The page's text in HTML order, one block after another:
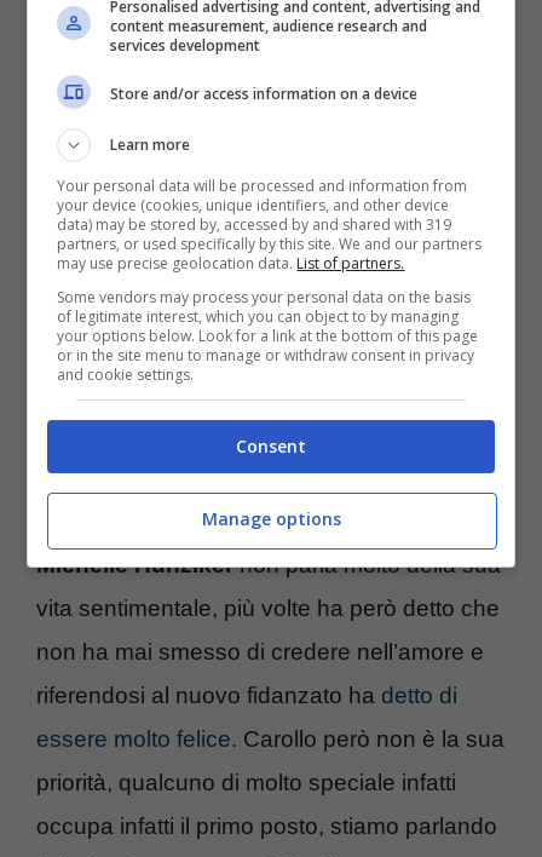
capolinea la splendida conduttrice ha avuto
un flirt con Giovanni Angiolini, più volte sono
stati pizzicati insieme in atteggiamenti intimi
ma tra loro non ha funzionato e hanno preso
strade diverse. Da qualche mese è uscita
allo scoperto con il nuovo compagno
noto nel mondo dello spettacolo per i
presunti flirt avuti con Elisabetta Canalis,
Elisabetta Gregoraci e Paola Barale. Si tratta
Alessandro Carollo, conosciuto anche
come l’osteopata dei vip, i due si mostrano
oggi più complici che mai.
Michelle Hunzikernon parla molto della sua
vita sentimentale, più volte ha però detto che
non ha mai smesso di credere nell’amore e
riferendosi al nuovo fidanzato ha detto di
essere molto felice. Carollo però non è la sua
priorità, qualcuno di molto speciale infatti
occupa infatti il primo posto, stiamo parlando
Personalised advertising and content, advertising and
content measurement, audience research and
services development
Store and/or access information on a device
Learn more
Your personal data will be processed and information from
your device (cookies, unique identifiers, and other device
data) may be stored by, accessed by and shared with 319
partners, or used specifically by this site. We and our partners
may use precise geolocation data. List of partners.
Some vendors may process your personal data on the basis
of legitimate interest, which you can object to by managing
your options below. Look for a link at the bottom of this page
or in the site menu to manage or withdraw consent in privacy
and cookie settings.
Consent
Manage options